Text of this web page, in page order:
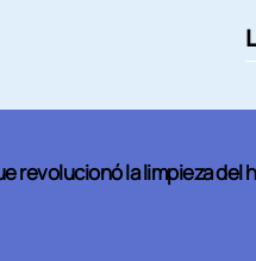
revolucionó la limpieza del